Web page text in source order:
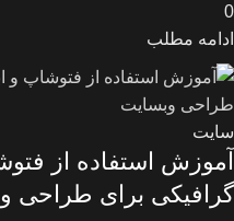
0
ادامه مطلب
سایت
آموزش استفاده از
گرافیکی برای طراحی